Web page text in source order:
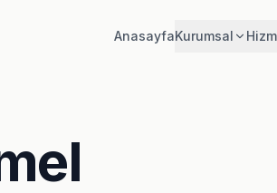
AnasayfaKurumsal